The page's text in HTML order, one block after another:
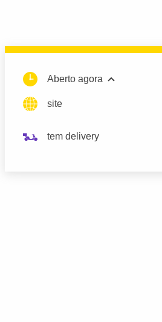
Aberto agora
site
tem delivery